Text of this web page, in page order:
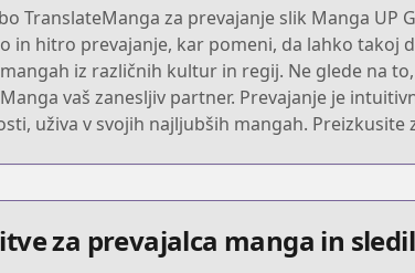
TranslateManga za prevajanje slik Manga
in hitro prevajanje, kar pomeni, da lahko takoj
iz različnih kultur in regij. Ne glede na
vaš zanesljiv partner. Prevajanje je
uživa v svojih najljubših mangah.
za prevajalca manga in